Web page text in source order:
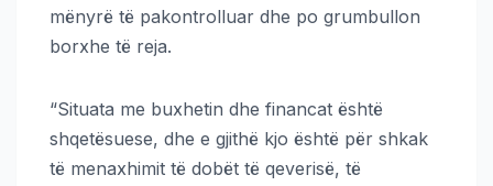
mënyrë të pakontrolluar dhe po grumbullon
borxhe të reja.
“Situata me buxhetin dhe financat është
shqetësuese, dhe e gjithë kjo është për shkak
të menaxhimit të dobët të qeverisë, të